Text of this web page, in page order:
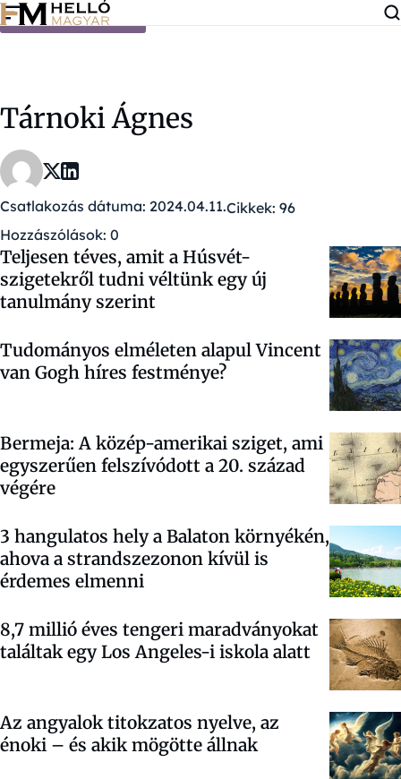
Ugrás a tartalomra
Tárnoki Ágnes
Csatlakozás dátuma: 2024.04.11.Cikkek: 96
Hozzászólások: 0
Teljesen téves, amit a Húsvét-
szigetekről tudni véltünk egy új
tanulmány szerint
Tudományos elméleten alapul Vincent
van Gogh híres festménye?
Bermeja: A közép-amerikai sziget, ami
egyszerűen felszívódott a 20. század
végére
3 hangulatos hely a Balaton környékén,
ahova a strandszezonon kívül is
érdemes elmenni
8,7 millió éves tengeri maradványokat
találtak egy Los Angeles-i iskola alatt
Az angyalok titokzatos nyelve, az
énoki – és akik mögötte állnak